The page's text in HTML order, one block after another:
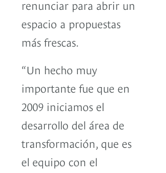
renunciar para abrir un
espacio a propuestas
más frescas.
“Un hecho muy
importante fue que en
2009 iniciamos el
desarrollo del área de
transformación, que es
el equipo con el